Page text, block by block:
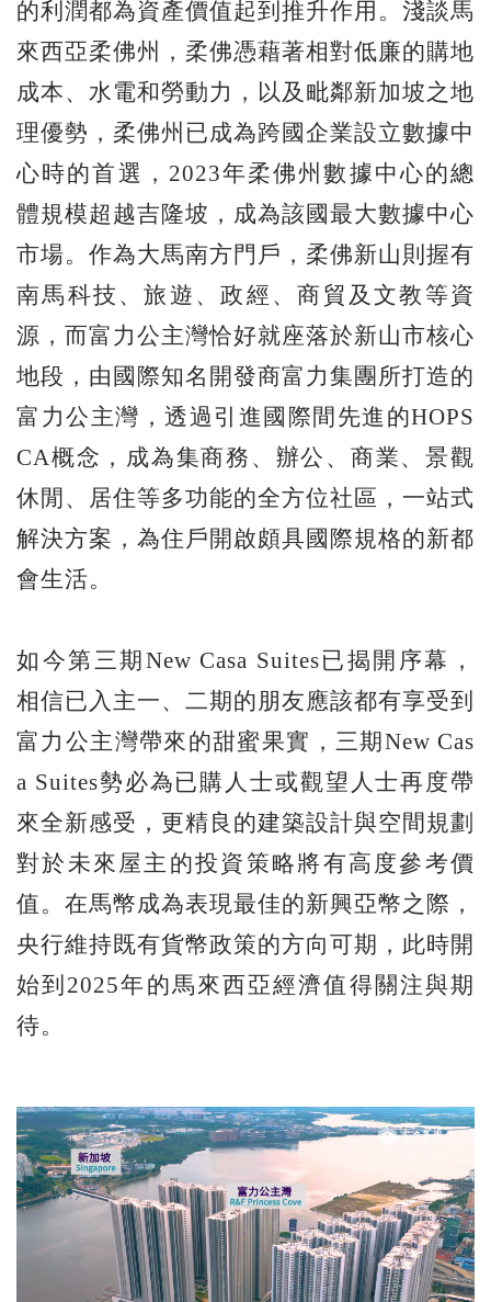
的利潤都為資產價值起到推升作用。淺談馬
來西亞柔佛州，柔佛憑藉著相對低廉的購地
成本、水電和勞動力，以及毗鄰新加坡之地
理優勢，柔佛州已成為跨國企業設立數據中
心時的首選，2023年柔佛州數據中心的總
體規模超越吉隆坡，成為該國最大數據中心
市場。作為大馬南方門戶，柔佛新山則握有
南馬科技、旅遊、政經、商貿及文教等資
源，而富力公主灣恰好就座落於新山市核心
地段，由國際知名開發商富力集團所打造的
富力公主灣，透過引進國際間先進的HOPS
CA概念，成為集商務、辦公、商業、景觀
休閒、居住等多功能的全方位社區，一站式
解決方案，為住戶開啟頗具國際規格的新都
會生活。
如今第三期New Casa Suites已揭開序幕，
相信已入主一、二期的朋友應該都有享受到
富力公主灣帶來的甜蜜果實，三期New Cas
a Suites勢必為已購人士或觀望人士再度帶
來全新感受，更精良的建築設計與空間規劃
對於未來屋主的投資策略將有高度參考價
值。在馬幣成為表現最佳的新興亞幣之際，
央行維持既有貨幣政策的方向可期，此時開
始到2025年的馬來西亞經濟值得關注與期
待。